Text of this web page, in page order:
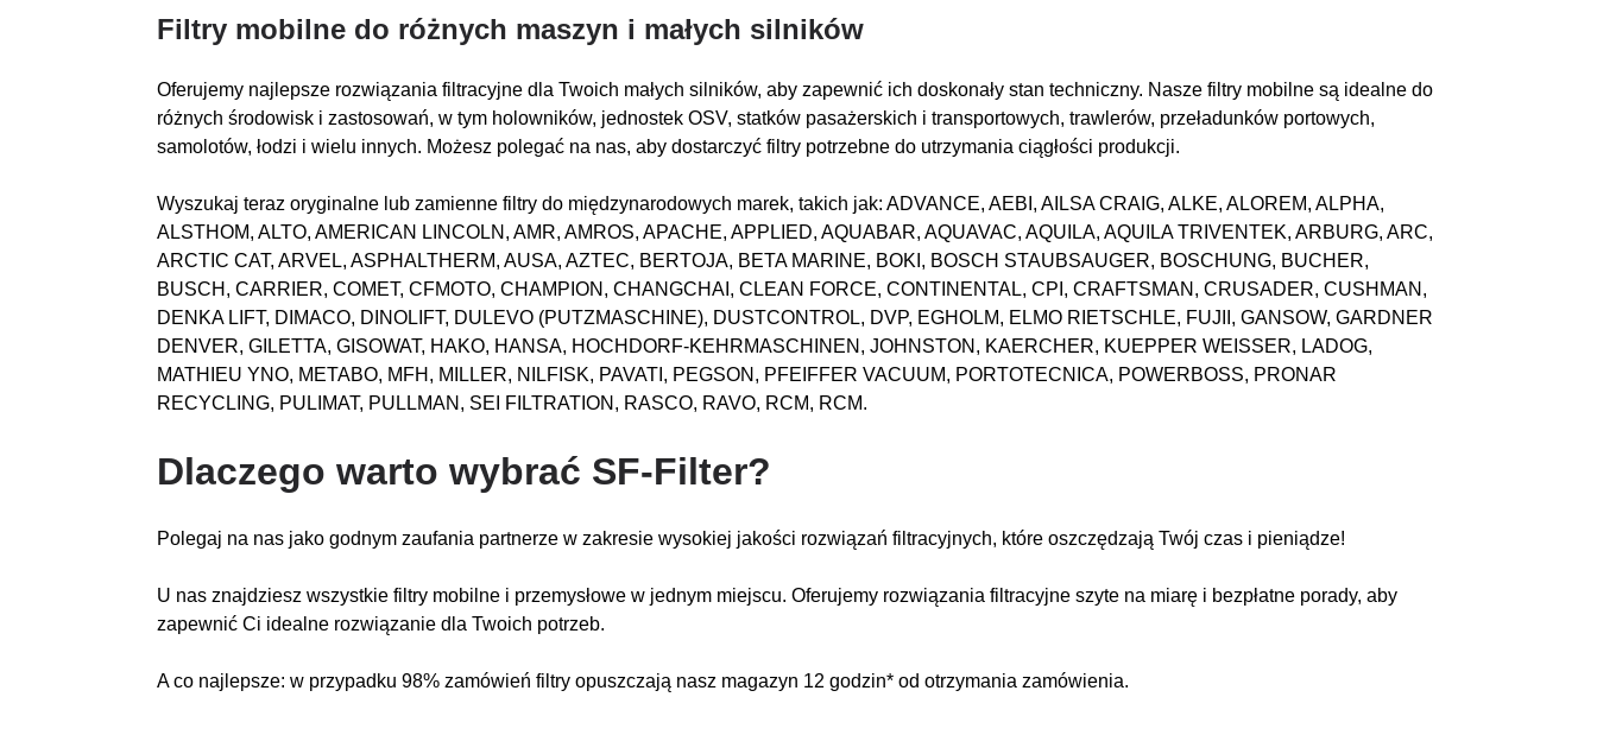
Filtry mobilne do różnych maszyn i małych silników
Oferujemy najlepsze rozwiązania filtracyjne dla Twoich małych silników, aby zapewnić ich doskonały stan techniczny. Nasze filtry mobilne są idealne do
różnych środowisk i zastosowań, w tym holowników, jednostek OSV, statków pasażerskich i transportowych, trawlerów, przeładunków portowych,
samolotów, łodzi i wielu innych. Możesz polegać na nas, aby dostarczyć filtry potrzebne do utrzymania ciągłości produkcji.
Wyszukaj teraz oryginalne lub zamienne filtry do międzynarodowych marek, takich jak: ADVANCE, AEBI, AILSA CRAIG, ALKE, ALOREM, ALPHA,
ALSTHOM, ALTO, AMERICAN LINCOLN, AMR, AMROS, APACHE, APPLIED, AQUABAR, AQUAVAC, AQUILA, AQUILA TRIVENTEK, ARBURG, ARC,
ARCTIC CAT, ARVEL, ASPHALTHERM, AUSA, AZTEC, BERTOJA, BETA MARINE, BOKI, BOSCH STAUBSAUGER, BOSCHUNG, BUCHER,
BUSCH, CARRIER, COMET, CFMOTO, CHAMPION, CHANGCHAI, CLEAN FORCE, CONTINENTAL, CPI, CRAFTSMAN, CRUSADER, CUSHMAN,
DENKA LIFT, DIMACO, DINOLIFT, DULEVO (PUTZMASCHINE), DUSTCONTROL, DVP, EGHOLM, ELMO RIETSCHLE, FUJII, GANSOW, GARDNER
DENVER, GILETTA, GISOWAT, HAKO, HANSA, HOCHDORF-KEHRMASCHINEN, JOHNSTON, KAERCHER, KUEPPER WEISSER, LADOG,
MATHIEU YNO, METABO, MFH, MILLER, NILFISK, PAVATI, PEGSON, PFEIFFER VACUUM, PORTOTECNICA, POWERBOSS, PRONAR
RECYCLING, PULIMAT, PULLMAN, SEI FILTRATION, RASCO, RAVO, RCM, RCM.
Dlaczego warto wybrać SF-Filter?
Polegaj na nas jako godnym zaufania partnerze w zakresie wysokiej jakości rozwiązań filtracyjnych, które oszczędzają Twój czas i pieniądze!
U nas znajdziesz wszystkie filtry mobilne i przemysłowe w jednym miejscu. Oferujemy rozwiązania filtracyjne szyte na miarę i bezpłatne porady, aby
zapewnić Ci idealne rozwiązanie dla Twoich potrzeb.
A co najlepsze: w przypadku 98% zamówień filtry opuszczają nasz magazyn 12 godzin* od otrzymania zamówienia.